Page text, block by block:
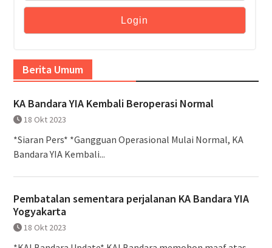
Berita Umum
KA Bandara YIA Kembali Beroperasi Normal
18 Okt 2023
*Siaran Pers* *Gangguan Operasional Mulai Normal, KA
Bandara YIA Kembali...
Pembatalan sementara perjalanan KA Bandara YIA
Yogyakarta
18 Okt 2023